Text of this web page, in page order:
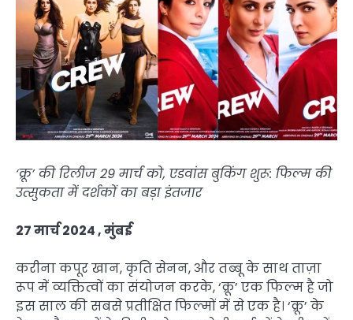
‘क्रू’ की रिलीज 29 मार्च को, एडवांस बुकिंग शुरू: फिल्म की
उत्सुकता में दर्शकों का बड़ा इंतजार
27 मार्च 2024 , मुंबई
करीना कपूर खान, कृति सेनन, और तब्बू के साथ ताज़ा
रूप में व्यक्तित्वों का संयोजन करके, ‘क्रू’ एक फिल्म है जो
इस साल की सबसे प्रतीक्षित फिल्मों में से एक है। ‘क्रू’ के